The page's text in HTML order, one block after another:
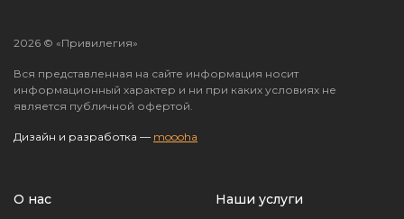
2026 © «Привилегия»
Вся представленная на сайте информация носит
информационный характер и ни при каких условиях не
является публичной офертой.
Дизайн и разработка — moooha
О нас
Наши услуги